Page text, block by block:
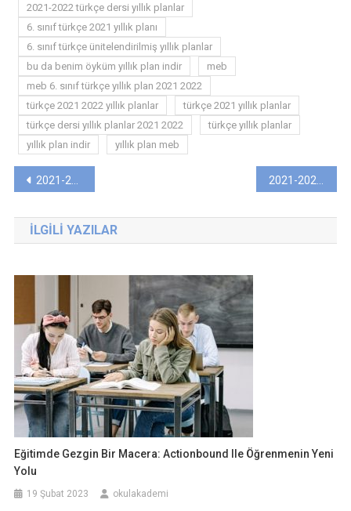
2021-2022 türkçe dersi yıllık planlar
6. sınıf türkçe 2021 yıllık planı
6. sınıf türkçe ünitelendirilmiş yıllık planlar
bu da benim öyküm yıllık plan indir
meb
meb 6. sınıf türkçe yıllık plan 2021 2022
türkçe 2021 2022 yıllık planlar
türkçe 2021 yıllık planlar
türkçe dersi yıllık planlar 2021 2022
türkçe yıllık planlar
yıllık plan indir
yıllık plan meb
Yazı
gezinmesi
2021-2022 5. Sınıf Türkçe Dersi Ünitelendirilmiş Yıllık Plan (Anıttepe)
İLGILI YAZILAR
Eğitimde Gezgin Bir Macera: Actionbound Ile Öğrenmenin Yeni
Yolu
19 Şubat 2023 okulakademi